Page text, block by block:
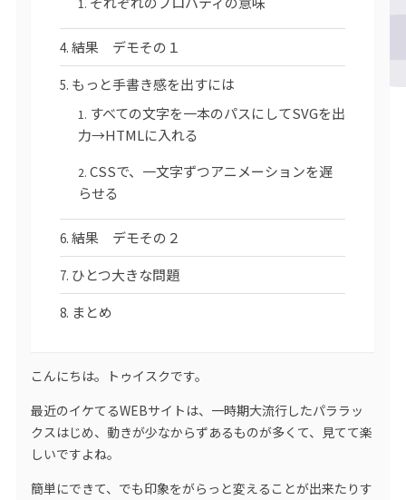
結果 デモその１
もっと手書き感を出すには
すべての文字を一本のパスにしてSVGを出
力→HTMLに入れる
CSSで、一文字ずつアニメーションを遅
らせる
結果 デモその２
ひとつ大きな問題
まとめ
こんにちは。トゥイスクです。
最近のイケてるWEBサイトは、一時期大流行したパララッ
クスはじめ、動きが少なからずあるものが多くて、見てて楽
しいですよね。
簡単にできて、でも印象をがらっと変えることが出来たりす